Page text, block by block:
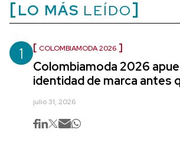
LO MÁS LEÍDO
1 COLOMBIAMODA 2026
Colombiamoda 2026
identidad de marca antes
julio 31, 2026